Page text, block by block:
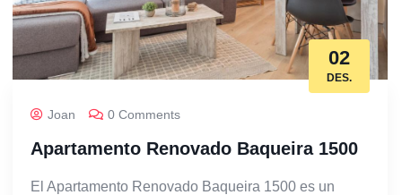
02
DES.
Joan 0 Comments
Apartamento Renovado Baqueira 1500
El Apartamento Renovado Baqueira 1500 es un